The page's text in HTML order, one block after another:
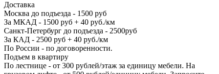
Доставка
Москва до подъезда - 1500 руб
За МКАД - 1500 руб + 40 руб./км
Санкт-Петербург до подъезда - 2500руб
За КАД - 2500 руб + 40 руб./км
По России - по договоренности.
Подъем в квартиру
По лестнице - от 300 рублей/этаж за единицу мебели. На